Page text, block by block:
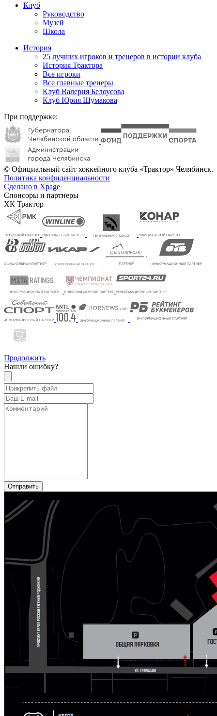
Клуб
Руководство
Музей
Школа
История
25 лучших игроков и тренеров в истории клуба
История Трактора
Все игроки
Все главные тренеры
Клуб Валерия Белоусова
Клуб Юрия Шумакова
При поддержке:
© Официальный сайт хоккейного клуба «Трактор» Челябинск.
Политика конфиденциальности
Сделано в Xpage
Спонсоры и партнеры
ХК Трактор
Продолжить
Нашли ошибку?